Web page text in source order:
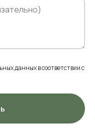
данных в соответствии с